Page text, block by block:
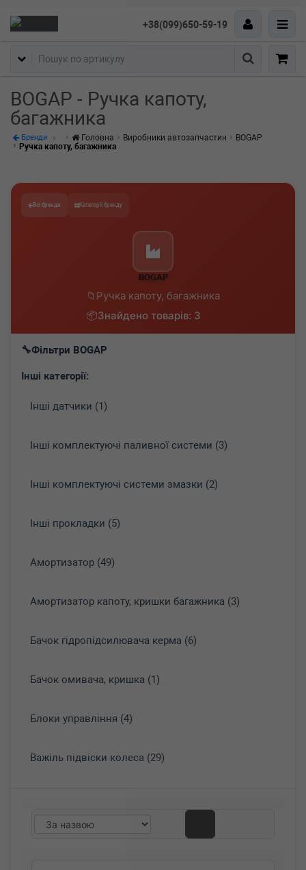
+38(099)650-59-19
Пошук
BOGAP - Ручка капоту,
багажника
Бренди Головна Виробники автозапчастин
BOGAP
Ручка капоту, багажника
Всі бренди Категорії бренду
BOGAP
Ручка капоту, багажника
Знайдено товарів: 3
Фільтри BOGAP
Інші категорії:
Інші датчики (1)
Інші комплектуючі паливної системи (3)
Інші комплектуючі системи змазки (2)
Інші прокладки (5)
Амортизатор (49)
Амортизатор капоту, кришки багажника (3)
Бачок гідропідсилювача керма (6)
Бачок омивача, кришка (1)
Блоки управління (4)
Важіль підвіски колеса (29)